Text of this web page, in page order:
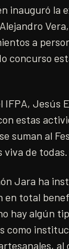
inauguró la
a
concurso
Jesús
estas
suman al
viva de todas.
Jara ha
en total
hay algún
como
al